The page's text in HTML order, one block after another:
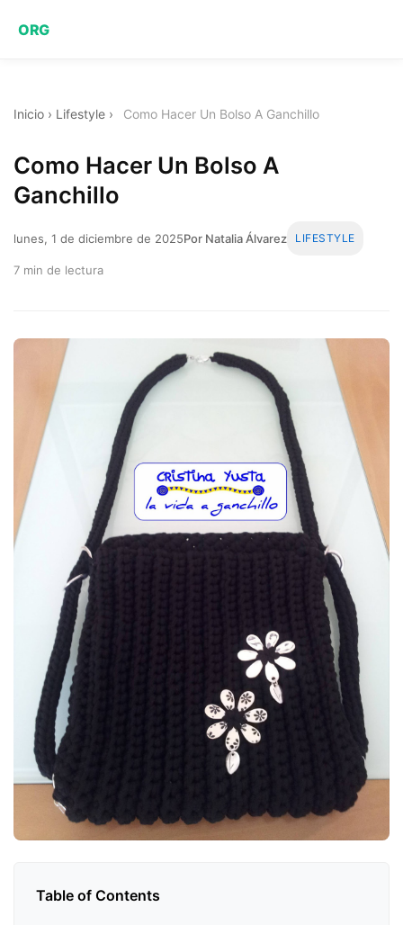
ORG
Inicio › Lifestyle › Como Hacer Un Bolso A Ganchillo
Como Hacer Un Bolso A
Ganchillo
lunes, 1 de diciembre de 2025Por Natalia Álvarez LIFESTYLE
7 min de lectura
Table of Contents